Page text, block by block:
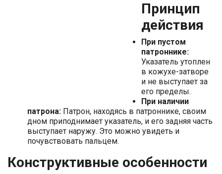
Принцип
действия
При пустом
патроннике:
Указатель утоплен
в кожухе-затворе
и не выступает за
его пределы.
При наличии
патрона: Патрон, находясь в патроннике, своим
дном приподнимает указатель, и его задняя часть
выступает наружу. Это можно увидеть и
почувствовать пальцем.
Конструктивные особенности